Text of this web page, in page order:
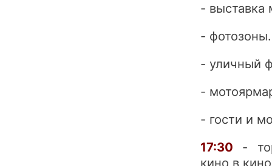
- выставка
- фотозоны.
- уличный
-
- гости и
17:30 -
кино в